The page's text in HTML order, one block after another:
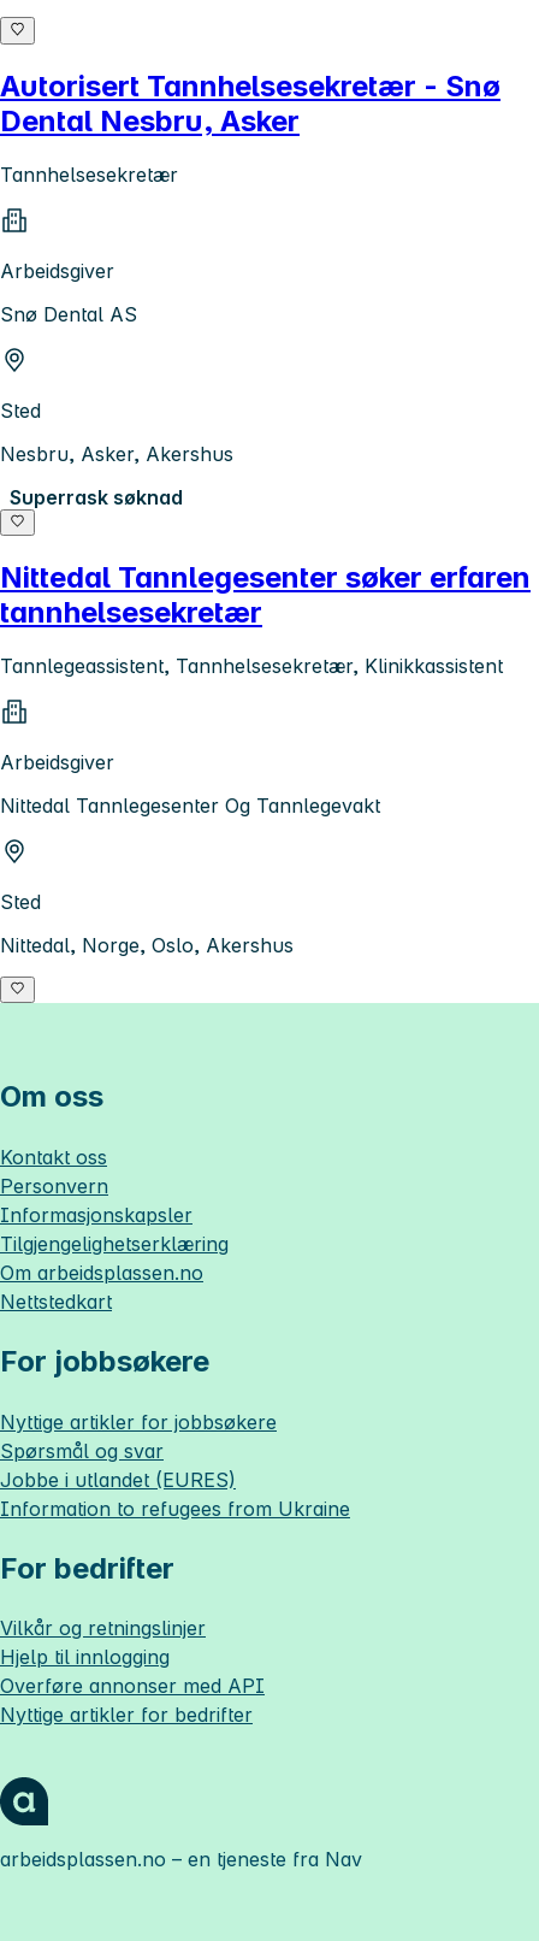
Autorisert Tannhelsesekretær - Snø
Dental Nesbru, Asker
Tannhelsesekretær
Arbeidsgiver
Snø Dental AS
Sted
Nesbru, Asker, Akershus
Superrask søknad
Nittedal Tannlegesenter søker erfaren
tannhelsesekretær
Tannlegeassistent, Tannhelsesekretær, Klinikkassistent
Arbeidsgiver
Nittedal Tannlegesenter Og Tannlegevakt
Sted
Nittedal, Norge, Oslo, Akershus
Om oss
Kontakt oss
Personvern
Informasjonskapsler
Tilgjengelighetserklæring
Om arbeidsplassen.no
Nettstedkart
For jobbsøkere
Nyttige artikler for jobbsøkere
Spørsmål og svar
Jobbe i utlandet (EURES)
Information to refugees from Ukraine
For bedrifter
Vilkår og retningslinjer
Hjelp til innlogging
Overføre annonser med API
Nyttige artikler for bedrifter
arbeidsplassen.no – en tjeneste fra Nav